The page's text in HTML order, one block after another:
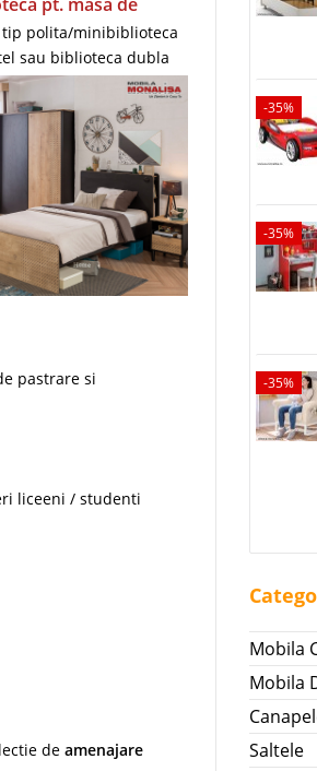
polita/minibiblioteca
sau biblioteca dubla
pastrare si
liceeni / studenti
de amenajare
-35%
-35%
-35%
Mobila
Mobila
Saltele